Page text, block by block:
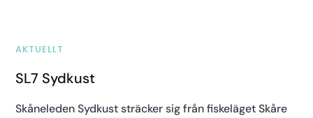
AKTUELLT
SL7 Sydkust
Skåneleden Sydkust sträcker sig från fiskeläget Skåre